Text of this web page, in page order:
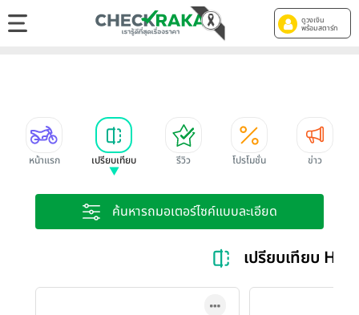
ดูวงเงิน
พร้อมสตาร์ท
หน้าแรก เปรียบเทียบ รีวิว โปรโมชั่น ข่าว
ค้นหารถมอเตอร์ไซค์แบบละเอียด
เปรียบเทียบ